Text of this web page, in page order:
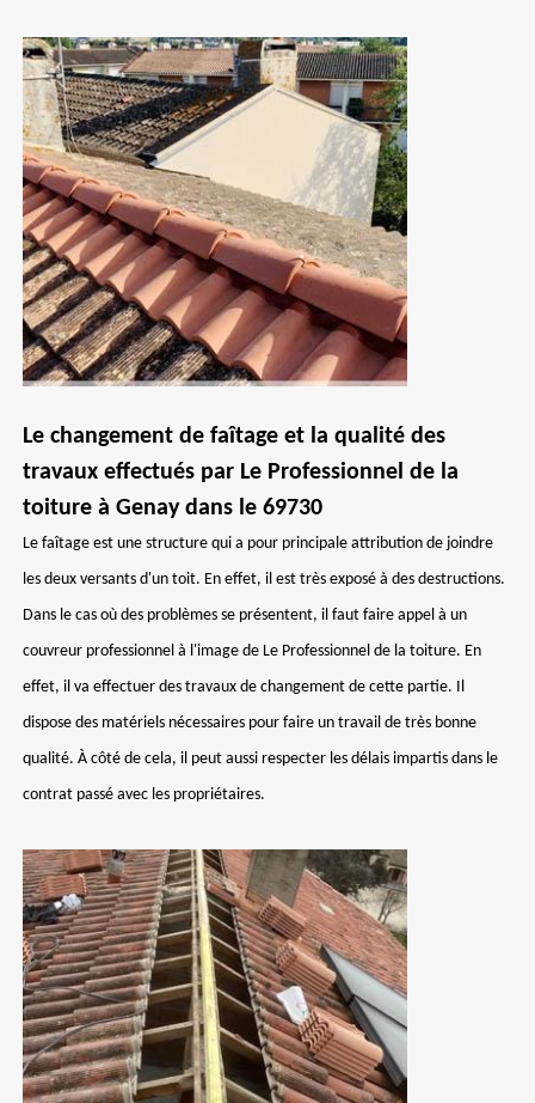
Le changement de faîtage et la qualité des
travaux effectués par Le Professionnel de la
toiture à Genay dans le 69730
Le faîtage est une structure qui a pour principale attribution de joindre
les deux versants d'un toit. En effet, il est très exposé à des destructions.
Dans le cas où des problèmes se présentent, il faut faire appel à un
couvreur professionnel à l'image de Le Professionnel de la toiture. En
effet, il va effectuer des travaux de changement de cette partie. Il
dispose des matériels nécessaires pour faire un travail de très bonne
qualité. À côté de cela, il peut aussi respecter les délais impartis dans le
contrat passé avec les propriétaires.